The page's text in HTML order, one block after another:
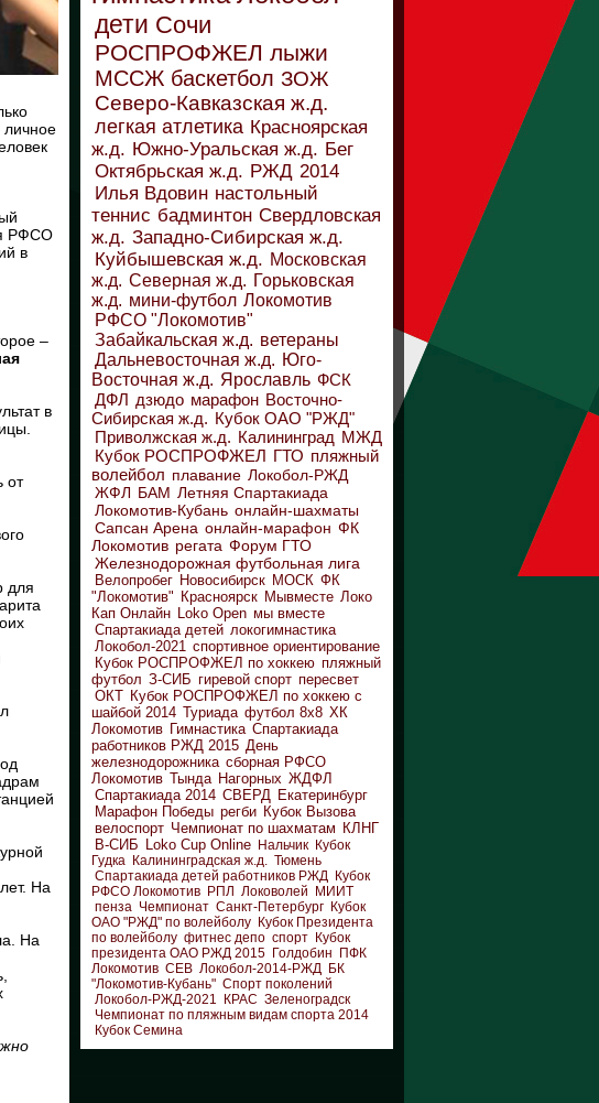
РФСО
в
–
в
от
для
На
На
дети Сочи
РОСПРОФЖЕЛ лыжи
МССЖ баскетбол ЗОЖ
Северо-Кавказская ж.д.
легкая атлетика Красноярская
ж.д. Южно-Уральская ж.д. Бег
Октябрьская ж.д. РЖД 2014
Илья Вдовин настольный
теннис бадминтон Свердловская
ж.д. Западно-Сибирская ж.д.
Куйбышевская ж.д. Московская
ж.д. Северная ж.д. Горьковская
ж.д. мини-футбол Локомотив
РФСО "Локомотив"
Забайкальская ж.д. ветераны
Дальневосточная ж.д. Юго-
Восточная ж.д. Ярославль ФСК
ДФЛ дзюдо марафон Восточно-
Сибирская ж.д. Кубок ОАО "РЖД"
Приволжская ж.д. Калининград МЖД
Кубок РОСПРОФЖЕЛ ГТО пляжный
волейбол плавание Локобол-РЖД
ЖФЛ БАМ Летняя Спартакиада
Локомотив-Кубань онлайн-шахматы
Сапсан Арена онлайн-марафон ФК
Локомотив регата Форум ГТО
Железнодорожная футбольная лига
Велопробег Новосибирск МОСК ФК
"Локомотив" Красноярск Мывместе Локо
Кап Онлайн Loko Open мы вместе
Спартакиада детей локогимнастика
Локобол-2021 спортивное ориентирование
Кубок РОСПРОФЖЕЛ по хоккею пляжный
футбол З-СИБ гиревой спорт пересвет
ОКТ Кубок РОСПРОФЖЕЛ по хоккею с
шайбой 2014 Туриада футбол 8х8 ХК
Локомотив Гимнастика Спартакиада
работников РЖД 2015 День
железнодорожника сборная РФСО
Локомотив Тында Нагорных ЖДФЛ
Спартакиада 2014 СВЕРД Екатеринбург
Марафон Победы регби Кубок Вызова
велоспорт Чемпионат по шахматам КЛНГ
В-СИБ Loko Cup Online Нальчик Кубок
Гудка Калининградская ж.д. Тюмень
Спартакиада детей работников РЖД Кубок
РФСО Локомотив РПЛ Локоволей
МИИТ
пенза Чемпионат Санкт-Петербург Кубок
ОАО "РЖД" по волейболу Кубок Президента
по волейболу фитнес депо спорт Кубок
президента ОАО РЖД 2015 Голдобин
ПФК
Локомотив СЕВ Локобол-2014-РЖД БК
"Локомотив-Кубань" Спорт поколений
Локобол-РЖД-2021
КРАС Зеленоградск
Чемпионат по пляжным видам спорта 2014
Кубок Семина